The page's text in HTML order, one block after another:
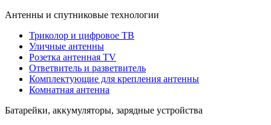
Антенны и спутниковые технологии
Триколор и цифровое ТВ
Уличные антенны
Розетка антенная TV
Ответвитель и разветвитель
Комплектующие для крепления антенны
Комнатная антенна
Батарейки, аккумуляторы, зарядные устройства